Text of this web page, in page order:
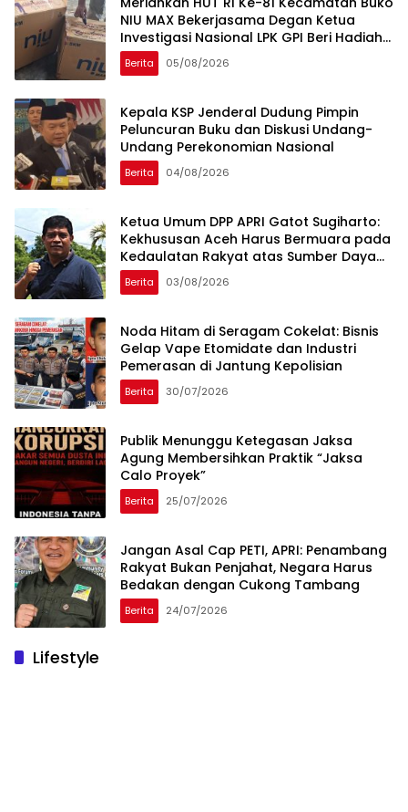
NIU MAX Bekerjasama Degan Ketua
Investigasi Nasional LPK GPI Beri Hadiah
Sponsor Kegiatan Laga Sepak Bola U-
45
Berita 05/08/2026
Kepala KSP Jenderal Dudung Pimpin
Peluncuran Buku dan Diskusi Undang-
Undang Perekonomian Nasional
Berita 04/08/2026
Ketua Umum DPP APRI Gatot Sugiharto:
Kekhususan Aceh Harus Bermuara pada
Kedaulatan Rakyat atas Sumber Daya
Alam
Berita 03/08/2026
Noda Hitam di Seragam Cokelat: Bisnis
Gelap Vape Etomidate dan Industri
Pemerasan di Jantung Kepolisian
Berita 30/07/2026
Publik Menunggu Ketegasan Jaksa
Agung Membersihkan Praktik “Jaksa
Calo Proyek”
Berita 25/07/2026
Jangan Asal Cap PETI, APRI: Penambang
Rakyat Bukan Penjahat, Negara Harus
Bedakan dengan Cukong Tambang
Berita 24/07/2026
Lifestyle